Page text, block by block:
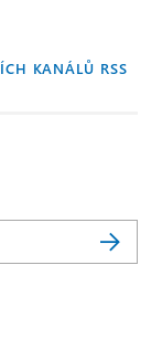
KANÁLŮ RSS